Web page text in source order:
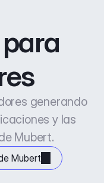
generando
y las
Mubert.
Mubert